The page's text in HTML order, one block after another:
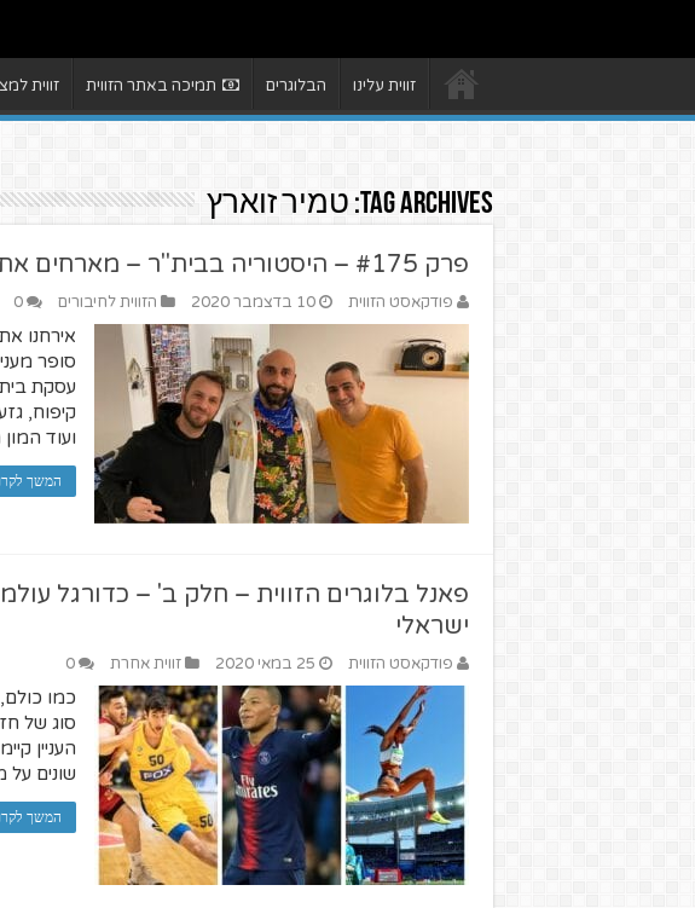
זווית עלינו הבלוגרים תמיכה באתר הזווית זווית
Tag Archives: טמיר זוארץ
פרק #175 – היסטוריה בבית"ר – מארחים את אורי לביא
פודקאסט הזווית 10 בדצמבר 2020 הזווית לחיבורים 0
אירחנו
סופר
עסקת
קיפוח,
ועוד
המשך
פאנל בלוגרים הזווית – חלק ב' – כדורגל
ישראלי
פודקאסט הזווית 25 במאי 2020 זווית אחרת 0
כמו
סוג של
העניין
שונים
המשך